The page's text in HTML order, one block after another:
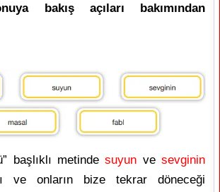
bakış açıları bakımından
başlıklı metindesuyun vesevginin
ve onların bize tekrar döneceği